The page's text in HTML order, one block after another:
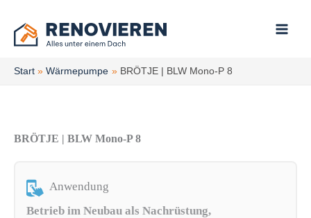
Inhalt
springen
Start Wärmepumpe BRÖTJE | BLW Mono-P 8
BRÖTJE | BLW Mono-P 8
Anwendung
Betrieb im Neubau als Nachrüstung,